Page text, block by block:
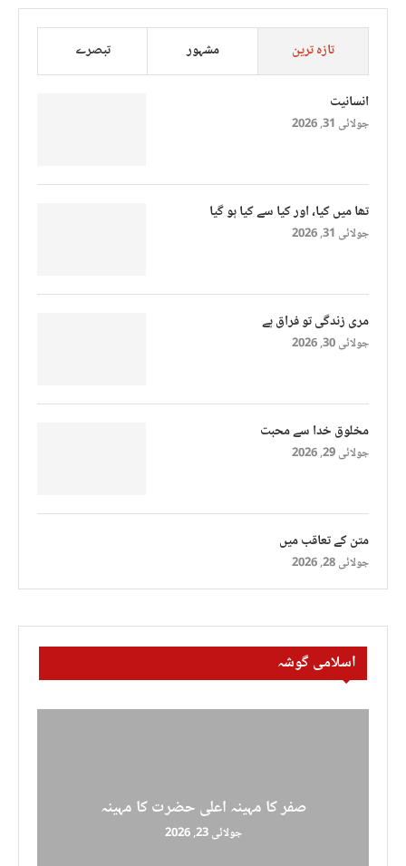
تازہ ترین مشہور تبصرے
انسانیت
جولائی 31, 2026
تھا میں کیا، اور کیا سے کیا ہو گیا
جولائی 31, 2026
مری زندگی تو فراق ہے
جولائی 30, 2026
مخلوق خدا سے محبت
جولائی 29, 2026
متن کے تعاقب میں
جولائی 28, 2026
اسلامی گوشہ
صفر کا مہینہ اعلی حضرت کا مہینہ
جولائی 23, 2026